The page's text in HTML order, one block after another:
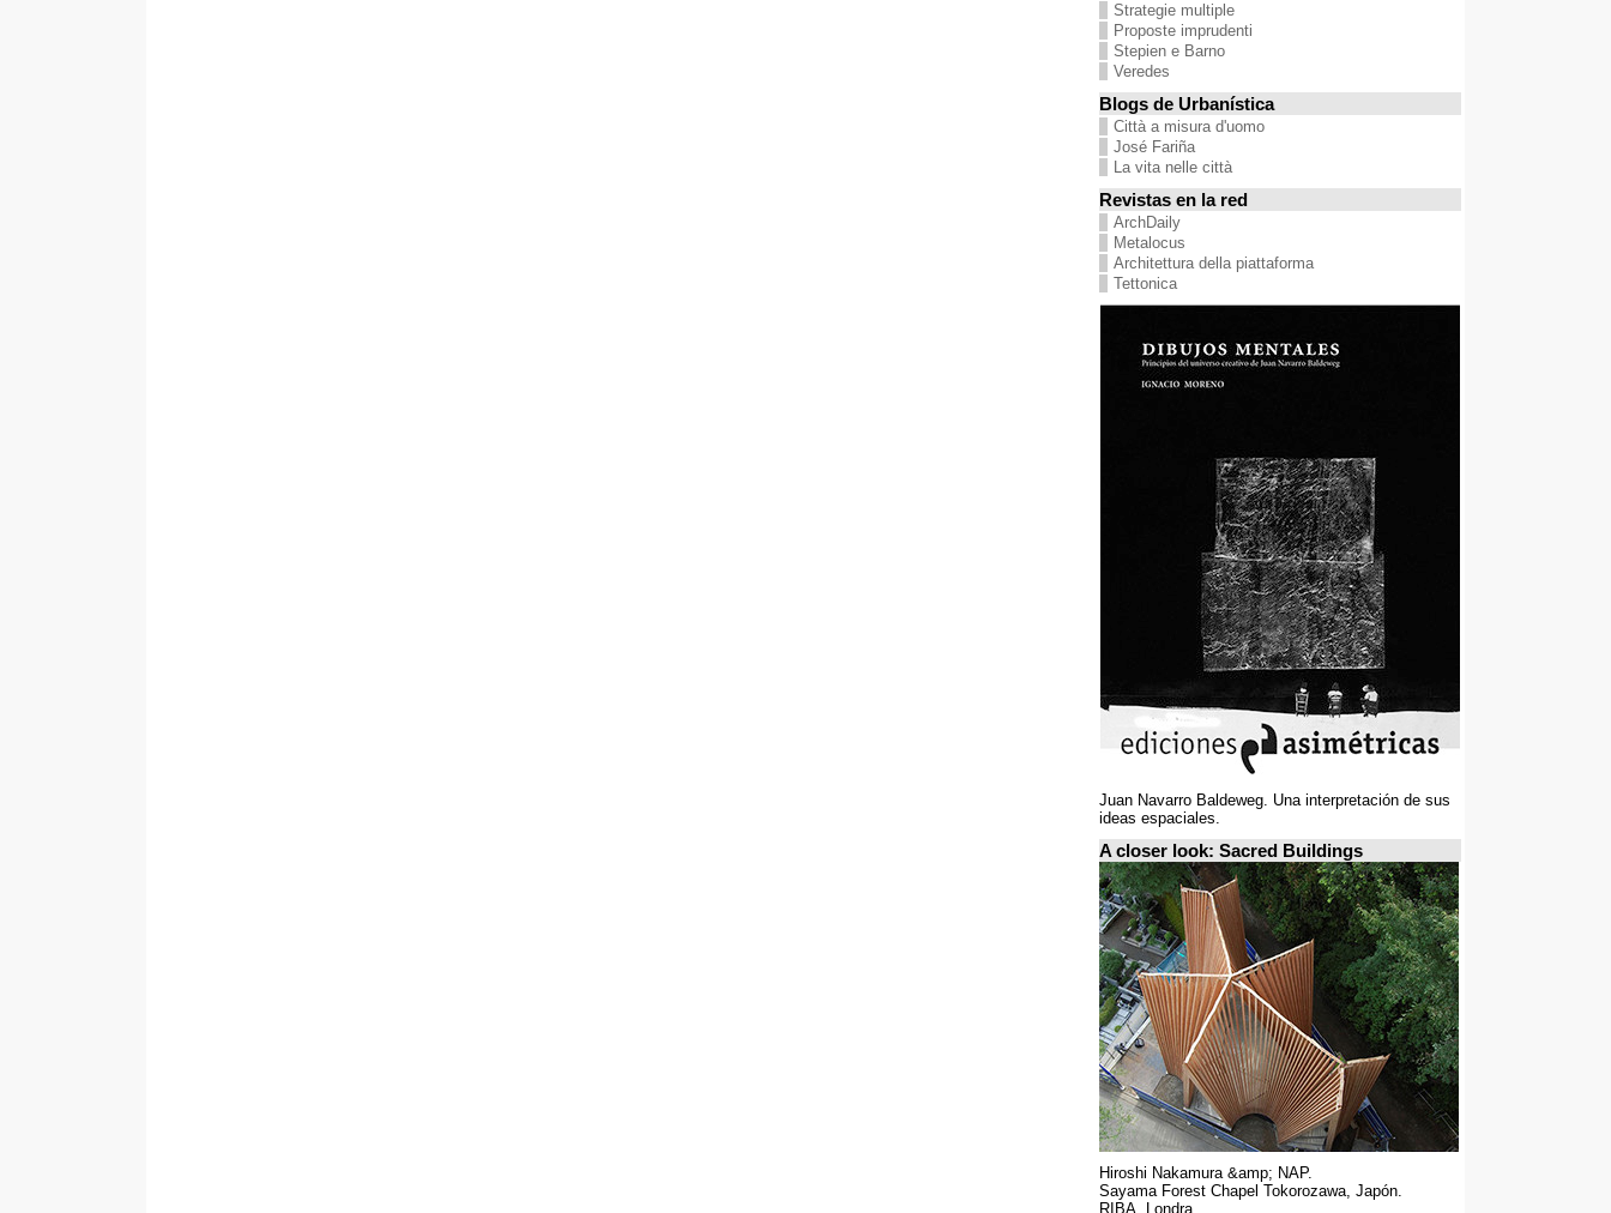
Strategie multiple
Proposte imprudenti
Stepien e Barno
Veredes
Blogs de Urbanística
Città a misura d'uomo
José Fariña
La vita nelle città
Revistas en la red
ArchDaily
Metalocus
Architettura della piattaforma
Tettonica
Juan Navarro Baldeweg. Una interpretación de sus
ideas espaciales.
A closer look: Sacred Buildings
Hiroshi Nakamura &amp; NAP.
Sayama Forest Chapel Tokorozawa, Japón.
RIBA, Londra.